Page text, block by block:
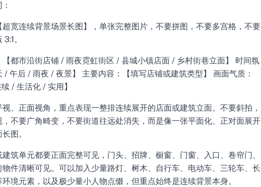
超宽连续背景场景长图】，单张完整图片，不要拼图，不要多宫格，不要
。
【都市沿街店铺 / 雨夜霓虹街区 / 县城小镇店面 / 乡村街巷立面】 时间氛
/ 午后 / 雨夜 / 夜景】 主要内容：【填写店铺或建筑类型】 画面气质：
续 / 生活化 / 实用】
、正面视角，重点表现一整排连续展开的店面或建筑立面。不要斜拍，
，不要广角畸变，不要街道往远处消失，而是像一张平面化、正对面展开
图。
筑单元都要正面完整可见，门头、招牌、橱窗、门窗、入口、卷帘门、
物件清晰可见。可以加入少量路灯、树木、自行车、电动车、三轮车、长
境元素，以及极少量小人物点缀，但重点始终是连续背景本身。